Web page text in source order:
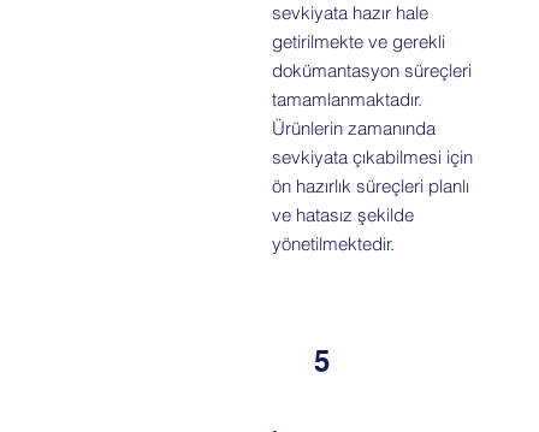
sevkiyata hazır hale
getirilmekte ve gerekli
dokümantasyon süreçleri
tamamlanmaktadır.
Ürünlerin zamanında
sevkiyata çıkabilmesi için
ön hazırlık süreçleri planlı
ve hatasız şekilde
yönetilmektedir.
5